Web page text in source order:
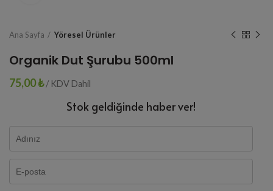
Ana Sayfa Yöresel Ürünler
Organik Dut Şurubu 500ml
75,00₺ / KDV Dahil
Stok geldiğinde haber ver!